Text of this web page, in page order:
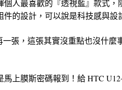
個人最喜歡的『透視藍』款式
件的設計，可以說是科技感與設
一張，這張其實沒重點也沒什
上膜斯密碼報到！給 HTC